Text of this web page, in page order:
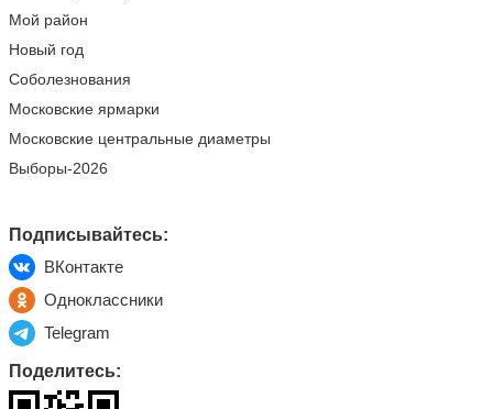
Мой район
Новый год
Соболезнования
Московские ярмарки
Московские центральные диаметры
Выборы-2026
Подписывайтесь:
ВКонтакте
Одноклассники
Telegram
Поделитесь: